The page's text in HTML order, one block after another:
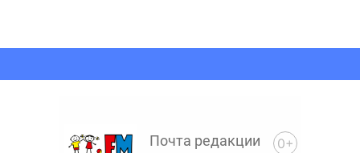
Почта редакции 0+